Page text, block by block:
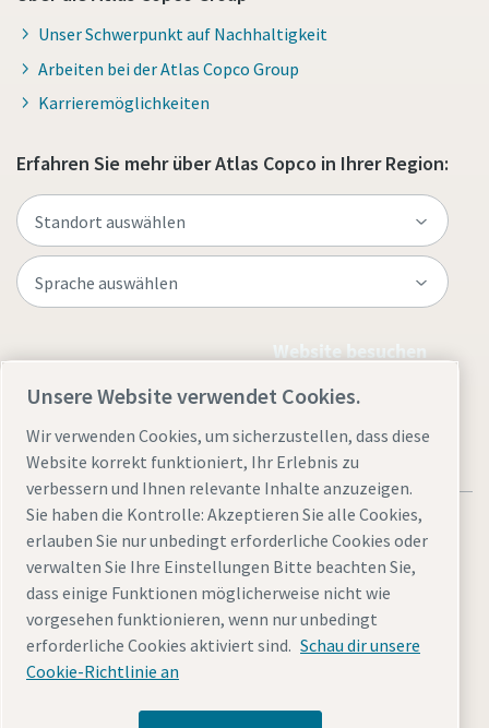
Unser Schwerpunkt auf Nachhaltigkeit
Arbeiten bei der Atlas Copco Group
Karrieremöglichkeiten
Erfahren Sie mehr über Atlas Copco in Ihrer Region:
Website besuchen
Rechtliche Hinweise und Datenschutzerklärung
Cookies verwaltenBarrierefreiheitSitemap
© 2026 Atlas Copco AB
Unsere Website verwendet Cookies.
Wir verwenden Cookies, um sicherzustellen, dass diese
Website korrekt funktioniert, Ihr Erlebnis zu
verbessern und Ihnen relevante Inhalte anzuzeigen.
Sie haben die Kontrolle: Akzeptieren Sie alle Cookies,
erlauben Sie nur unbedingt erforderliche Cookies oder
verwalten Sie Ihre Einstellungen Bitte beachten Sie,
dass einige Funktionen möglicherweise nicht wie
vorgesehen funktionieren, wenn nur unbedingt
erforderliche Cookies aktiviert sind. Schau dir unsere
Cookie-Richtlinie an